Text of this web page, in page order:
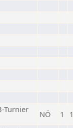
Turnier
NÖ 1